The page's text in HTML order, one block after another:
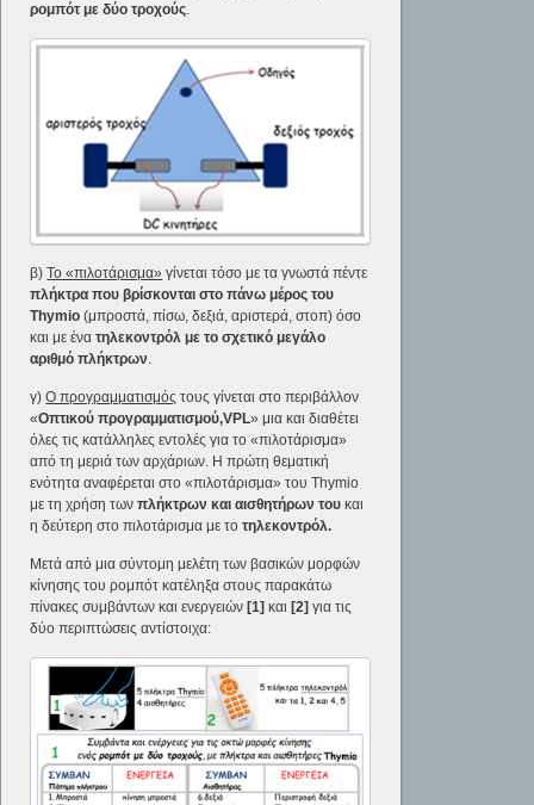
ρομπότ με δύο τροχούς.
β)Το «πιλοτάρισμα» γίνεται τόσο με τα γνωστά πέντε
πλήκτρα που βρίσκονται στο πάνω μέρος του
Thymio (μπροστά, πίσω, δεξιά, αριστερά, στοπ) όσο
και με ένατηλεκοντρόλ με το σχετικό μεγάλο
αριθμό πλήκτρων
γ)Ο προγραμματισμός τους γίνεται στο περιβάλλον
«Οπτικού προγραμματισμού,VPL» μια και διαθέτει
όλες τις κατάλληλες εντολές για το «πιλοτάρισμα»
από τη μεριά των αρχάριων. Η πρώτη θεματική
ενότητα αναφέρεται στο «πιλοτάρισμα» του Thymio
με τη χρήση τωνπλήκτρων και αισθητήρων του και
η δεύτερη στο πιλοτάρισμα με τοτηλεκοντρόλ.
Μετά από μια σύντομη μελέτη των βασικών μορφών
κίνησης του ρομπότ κατέληξα στους παρακάτω
πίνακες συμβάντων και ενεργειών [1] και [2] για τις
δύο περιπτώσεις αντίστοιχα: